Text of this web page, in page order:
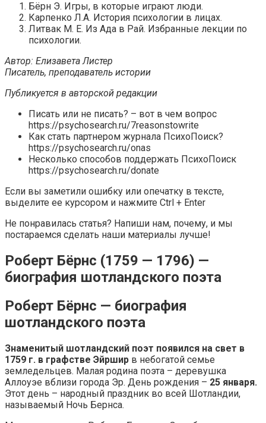
Бёрн Э. Игры, в которые играют люди.
Карпенко Л.А. История психологии в лицах.
Литвак М. Е. Из Ада в Рай. Избранные лекции по
психологии.
Автор: Елизавета Листер
Писатель, преподаватель истории
Публикуется в авторской редакции
Писать или не писать? – вот в чем вопрос
https://psychosearch.ru/7reasonstowrite
Как стать партнером журнала ПсихоПоиск?
https://psychosearch.ru/onas
Несколько способов поддержать ПсихоПоиск
https://psychosearch.ru/donate
Если вы заметили ошибку или опечатку в тексте,
выделите ее курсором и нажмите Ctrl + Enter
Не понравилась статья? Напиши нам, почему, и мы
постараемся сделать наши материалы лучше!
Роберт Бёрнс (1759 — 1796) —
биография шотландского поэта
Роберт Бёрнс — биография
шотландского поэта
Знаменитый шотландский поэт появился на свет в
1759 г. в графстве Эйршир в небогатой семье
земледельцев. Малая родина поэта – деревушка
Аллоуэе вблизи города Эр. День рождения – 25 января.
Этот день – народный праздник во всей Шотландии,
называемый Ночь Бернса.